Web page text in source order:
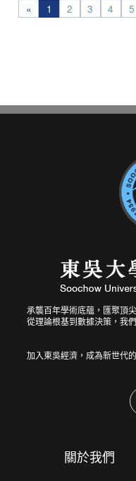
« 1 2 3 4 5
承襲百年學術底蘊，匯聚頂
從理論根基到數據決策，我
關於我們